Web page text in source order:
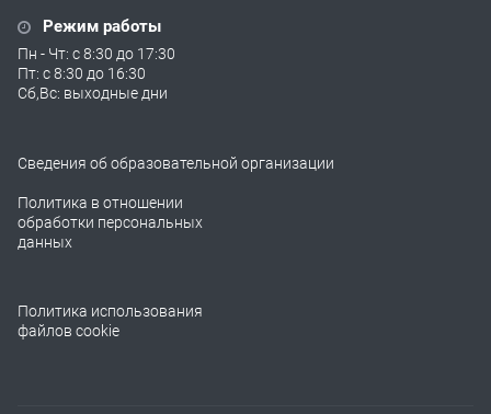
Режим работы
Пн - Чт: с 8:30 до 17:30
Пт: с 8:30 до 16:30
Сб,Вс: выходные дни
Сведения об образовательной организации
Политика в отношении
обработки персональных
данных
Политика использования
файлов cookie